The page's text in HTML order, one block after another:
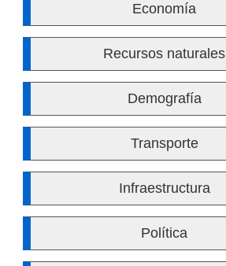
Economía
Recursos naturales
Demografía
Transporte
Infraestructura
Política